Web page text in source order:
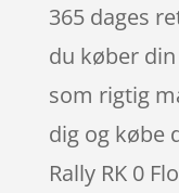
365 dages
du køber
som rigtig
dig og købe
Rally RK 0